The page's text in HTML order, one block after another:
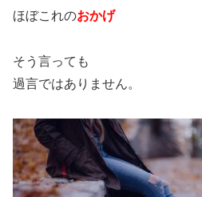
ほぼこれのおかげ
そう言っても
過言ではありません。